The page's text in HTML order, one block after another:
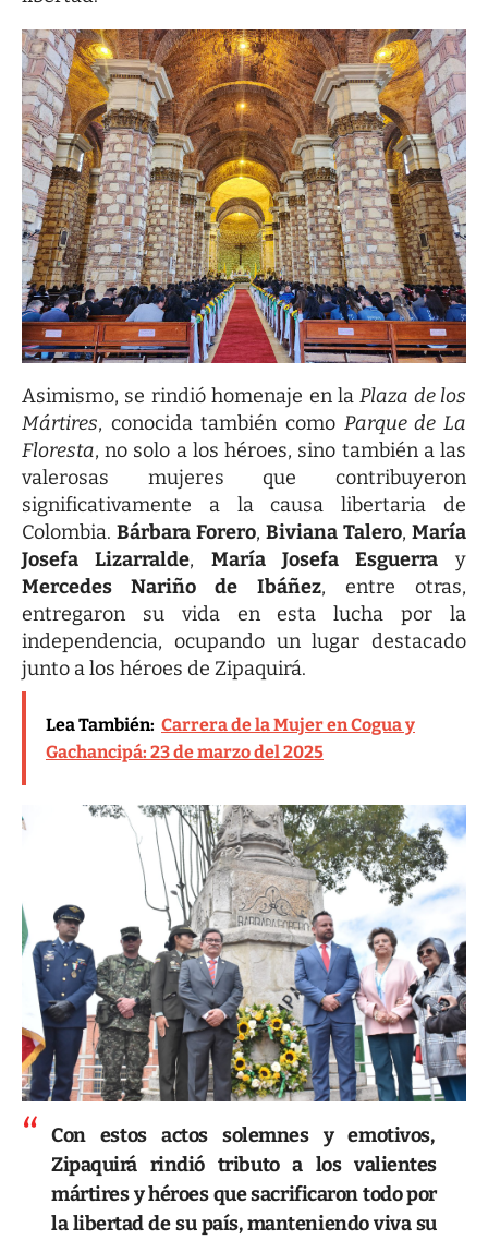
Asimismo, se rindió homenaje en laPlaza de los
Mártires, conocida también como Parque de La
Floresta, no solo a los héroes, sino también a las
valerosas mujeres que contribuyeron
significativamente a la causa libertaria de
Colombia.Bárbara Forero,Biviana Talero,María
Josefa Lizarralde, María Josefa Esguerra y
Mercedes Nariño de Ibáñez, entre otras,
entregaron su vida en esta lucha por la
independencia, ocupando un lugar destacado
junto a los héroes de Zipaquirá.
Lea También: Carrera de la Mujer en Cogua y
Gachancipá: 23 de marzo del 2025
Con estos actos solemnes y emotivos,
Zipaquirá rindió tributo a los valientes
mártires y héroes que sacrificaron todo por
la libertad de su país, manteniendo viva su